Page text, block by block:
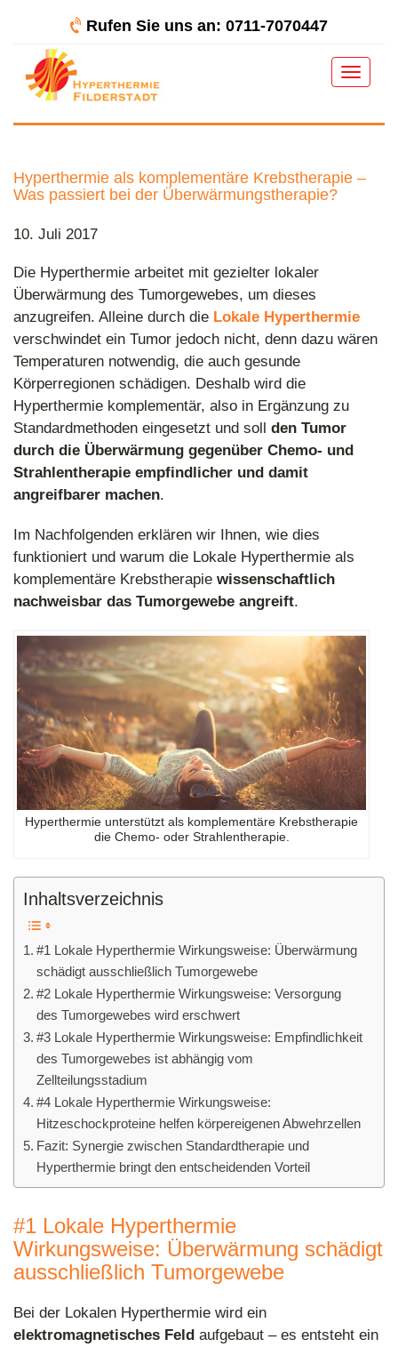
Rufen Sie uns an: 0711-7070447
Toggle
Hyperthermie als komplementäre Krebstherapie –
Was passiert bei der Überwärmungstherapie?
10. Juli 2017
Die Hyperthermie arbeitet mit gezielter lokaler
Überwärmung des Tumorgewebes, um dieses
anzugreifen. Alleine durch die Lokale Hyperthermie
verschwindet ein Tumor jedoch nicht, denn dazu wären
Temperaturen notwendig, die auch gesunde
Körperregionen schädigen. Deshalb wird die
Hyperthermie komplementär, also in Ergänzung zu
Standardmethoden eingesetzt und soll den Tumor
durch die Überwärmung gegenüber Chemo- und
Strahlentherapie empfindlicher und damit
angreifbarer machen.
Im Nachfolgenden erklären wir Ihnen, wie dies
funktioniert und warum die Lokale Hyperthermie als
komplementäre Krebstherapie wissenschaftlich
nachweisbar das Tumorgewebe angreift.
Hyperthermie unterstützt als komplementäre Krebstherapie
die Chemo- oder Strahlentherapie.
Inhaltsverzeichnis
#1 Lokale Hyperthermie Wirkungsweise: Überwärmung
schädigt ausschließlich Tumorgewebe
#2 Lokale Hyperthermie Wirkungsweise: Versorgung
des Tumorgewebes wird erschwert
#3 Lokale Hyperthermie Wirkungsweise: Empfindlichkeit
des Tumorgewebes ist abhängig vom
Zellteilungsstadium
#4 Lokale Hyperthermie Wirkungsweise:
Hitzeschockproteine helfen körpereigenen Abwehrzellen
Fazit: Synergie zwischen Standardtherapie und
Hyperthermie bringt den entscheidenden Vorteil
#1 Lokale Hyperthermie
Wirkungsweise: Überwärmung schädigt
ausschließlich Tumorgewebe
Bei der Lokalen Hyperthermie wird ein
elektromagnetisches Feld aufgebaut – es entsteht ein